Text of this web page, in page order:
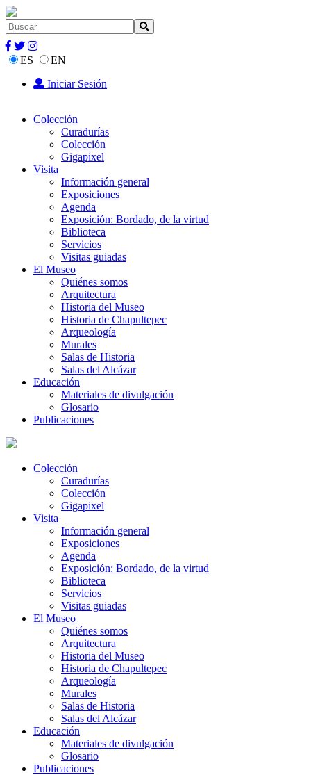
ES
EN
Iniciar Sesión
Colección
Curadurías
Colección
Gigapixel
Visita
Información general
Exposiciones
Agenda
Exposición: Bordado, de la virtud
Biblioteca
Servicios
Visitas guiadas
El Museo
Quiénes somos
Arquitectura
Historia del Museo
Historia de Chapultepec
Arqueología
Murales
Salas de Historia
Salas del Alcázar
Educación
Materiales de divulgación
Glosario
Publicaciones
Colección
Curadurías
Colección
Gigapixel
Visita
Información general
Exposiciones
Agenda
Exposición: Bordado, de la virtud
Biblioteca
Servicios
Visitas guiadas
El Museo
Quiénes somos
Arquitectura
Historia del Museo
Historia de Chapultepec
Arqueología
Murales
Salas de Historia
Salas del Alcázar
Educación
Materiales de divulgación
Glosario
Publicaciones